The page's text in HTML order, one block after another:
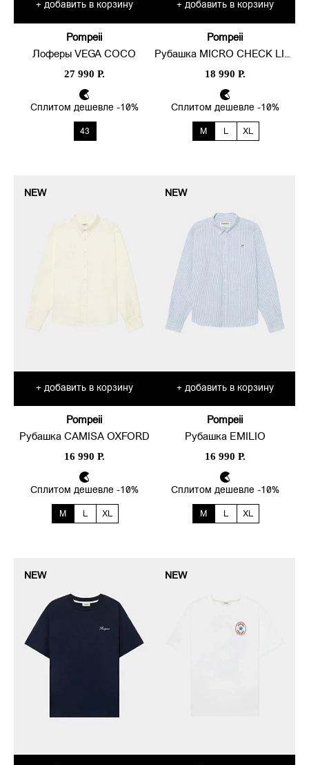
Brewing, дизайн студией
Gabinete Exquisito, брендами
Parlez и Outsiders Division.
фирменных бутиках в
Мадриде, Севилье, Валенсии,
и теперь, для вашей
эксклюзивно представлена у
нас. Hala Madrid.
+ добавить в корзину
Pompeii
Лоферы VEGA COCO
27 990 Р.
Сплитом дешевле -10%
43
+ добавить в корзину
Pompeii
Рубашка MICRO CHECK LINEN BOXY
18 990 Р.
Сплитом дешевле -10%
M L XL
NEW
+ добавить в корзину
Pompeii
Рубашка CAMISA OXFORD
16 990 Р.
Сплитом дешевле -10%
M L XL
NEW
+ добавить в корзину
Pompeii
Рубашка EMILIO
16 990 Р.
Сплитом дешевле -10%
M L XL
NEW NEW